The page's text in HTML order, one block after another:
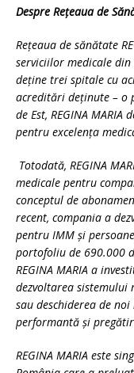
Despre Rețeaua de
Rețeaua de sănătate
serviciilor medicale
deține trei spitale cu
acreditări deținute – o
de Est, REGINA
pentru excelența
Totodată, REGINA
medicale pentru
conceptul de
recent, compania a
pentru IMM și
portofoliu de 690.000
REGINA MARIA a
dezvoltarea sistemului
sau deschiderea de
performantă și
REGINA MARIA este